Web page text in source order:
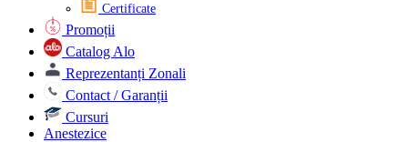
Certificate
Promoții
Catalog Alo
Reprezentanți Zonali
Contact / Garanții
Cursuri
Anestezice